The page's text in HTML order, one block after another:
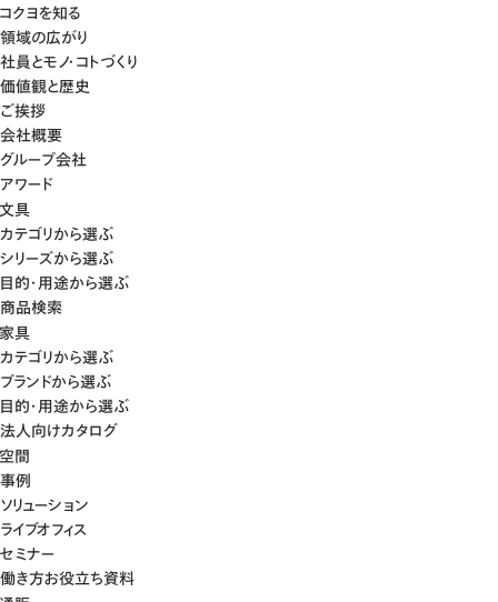
コクヨを知る
領域の広がり
社員とモノ・コトづくり
価値観と歴史
ご挨拶
会社概要
グループ会社
アワード
文具
カテゴリから選ぶ
シリーズから選ぶ
目的・用途から選ぶ
商品検索
家具
カテゴリから選ぶ
ブランドから選ぶ
目的・用途から選ぶ
法人向けカタログ
空間
事例
ソリューション
ライブオフィス
セミナー
働き方お役立ち資料